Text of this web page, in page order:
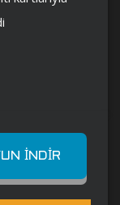
İNDIR